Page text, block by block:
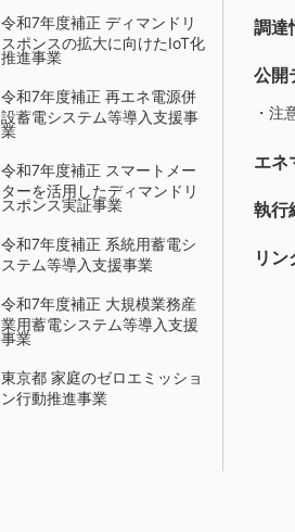
令和7年度補正 ディマンドリ
スポンスの拡大に向けたIoT化
推進事業
令和7年度補正 再エネ電源併
設蓄電システム等導入支援事
業
令和7年度補正 スマートメー
ターを活用したディマンドリ
スポンス実証事業
令和7年度補正 系統用蓄電シ
ステム等導入支援事業
令和7年度補正 大規模業務産
業用蓄電システム等導入支援
事業
東京都 家庭のゼロエミッショ
ン行動推進事業
調達
公開
・注
エネ
執行
リン